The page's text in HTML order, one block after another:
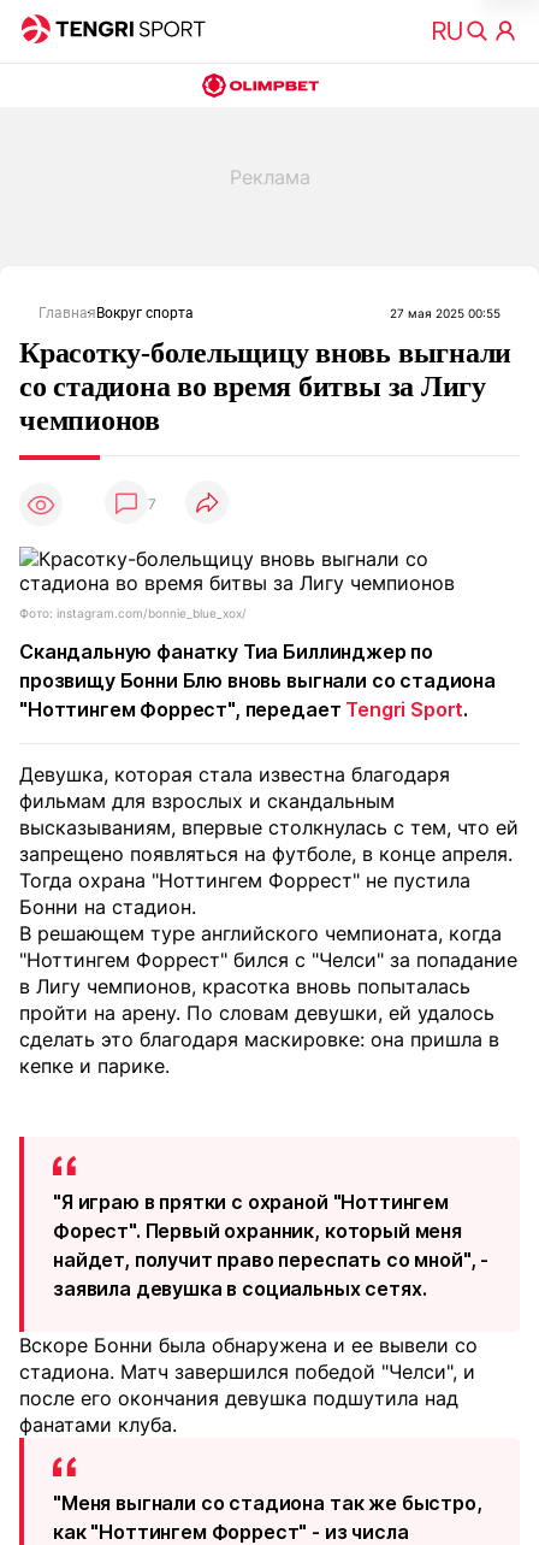
Главная Вокруг спорта 27 мая 2025 00:55
Красотку-болельщицу вновь выгнали
со стадиона во время битвы за Лигу
чемпионов
7
Фото: instagram.com/bonnie_blue_xox/
Скандальную фанатку Тиа Биллинджер по
прозвищу Бонни Блю вновь выгнали со стадиона
"Ноттингем Форрест", передает Tengri Sport.
Девушка, которая стала известна благодаря
фильмам для взрослых и скандальным
высказываниям, впервые столкнулась с тем, что ей
запрещено появляться на футболе, в конце апреля.
Тогда охрана "Ноттингем Форрест" не пустила
Бонни на стадион.
В решающем туре английского чемпионата, когда
"Ноттингем Форрест" бился с "Челси" за попадание
в Лигу чемпионов, красотка вновь попыталась
пройти на арену. По словам девушки, ей удалось
сделать это благодаря маскировке: она пришла в
кепке и парике.
"Я играю в прятки с охраной "Ноттингем
Форест". Первый охранник, который меня
найдет, получит право переспать со мной", -
заявила девушка в социальных сетях.
Вскоре Бонни была обнаружена и ее вывели со
стадиона. Матч завершился победой "Челси", и
после его окончания девушка подшутила над
фанатами клуба.
"Меня выгнали со стадиона так же быстро,
как "Ноттингем Форрест" - из числа